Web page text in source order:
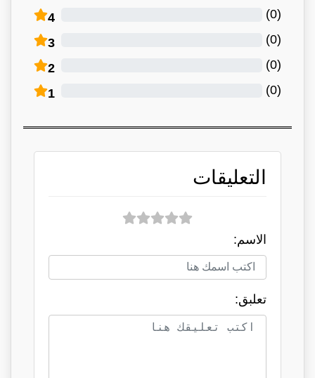
4 (
0
)
3 (
0
)
2 (
0
)
1 (
0
)
التعليقات
الاسم:
تعلبق: